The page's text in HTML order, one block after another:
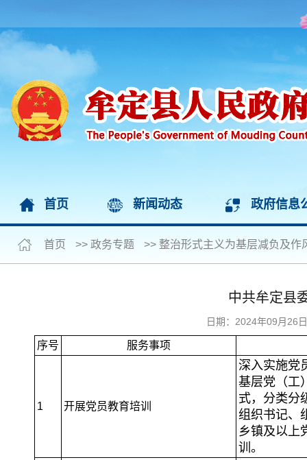
首页 新闻动态 政府信息
首页 >> 政务专题 >> 整治形式主义为基层减负及作
中共牟定县
日期：2024年09月
序号 服务事项
1 开展党员教育培训
深入实施党
基层党（工
式，分类分
组织书记、
乡镇及以上
训。